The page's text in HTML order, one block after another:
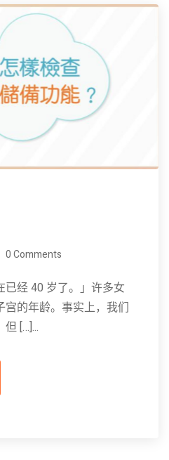
0 Comments
已经 40 岁了。」许多女
宫的年龄。事实上，我们
[…]...